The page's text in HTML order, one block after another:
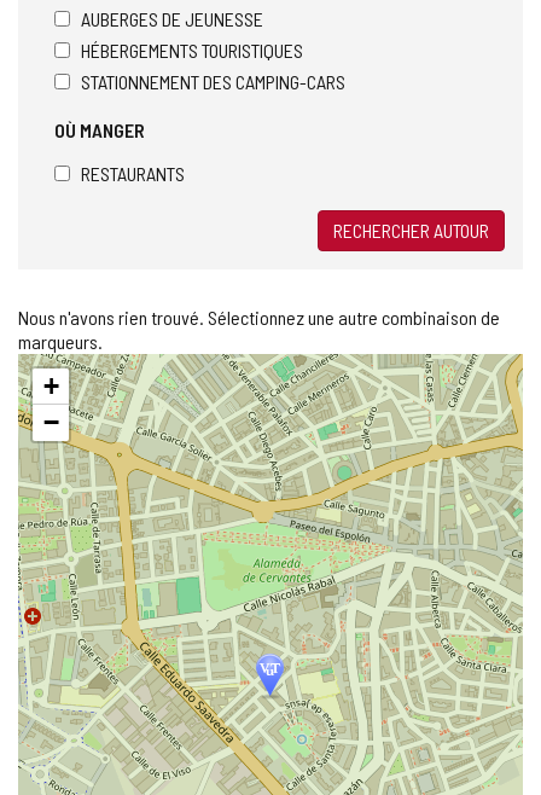
AUBERGES DE JEUNESSE
HÉBERGEMENTS TOURISTIQUES
STATIONNEMENT DES CAMPING-CARS
OÙ MANGER
RESTAURANTS
RECHERCHER AUTOUR
Nous n'avons rien trouvé. Sélectionnez une autre combinaison de
marqueurs.
Sauter
la
carte
+
−